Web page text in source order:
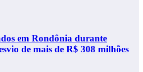
em Rondônia durante
de mais de R$ 308 milhões